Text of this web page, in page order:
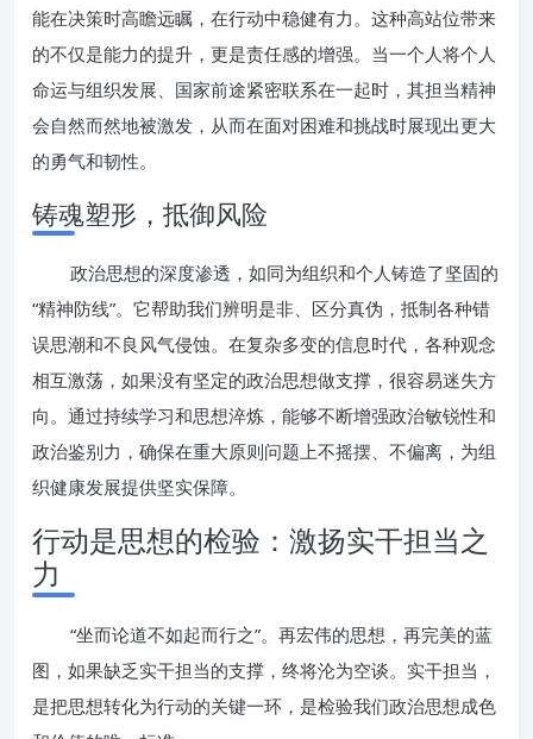
能在决策时高瞻远瞩，在行动中稳健有力。这种高站位带来
的不仅是能力的提升，更是责任感的增强。当一个人将个人
命运与组织发展、国家前途紧密联系在一起时，其担当精神
会自然而然地被激发，从而在面对困难和挑战时展现出更大
的勇气和韧性。
铸魂塑形，抵御风险
政治思想的深度渗透，如同为组织和个人铸造了坚固的
“精神防线”。它帮助我们辨明是非、区分真伪，抵制各种错
误思潮和不良风气侵蚀。在复杂多变的信息时代，各种观念
相互激荡，如果没有坚定的政治思想做支撑，很容易迷失方
向。通过持续学习和思想淬炼，能够不断增强政治敏锐性和
政治鉴别力，确保在重大原则问题上不摇摆、不偏离，为组
织健康发展提供坚实保障。
行动是思想的检验：激扬实干担当之
力
“坐而论道不如起而行之”。再宏伟的思想，再完美的蓝
图，如果缺乏实干担当的支撑，终将沦为空谈。实干担当，
是把思想转化为行动的关键一环，是检验我们政治思想成色